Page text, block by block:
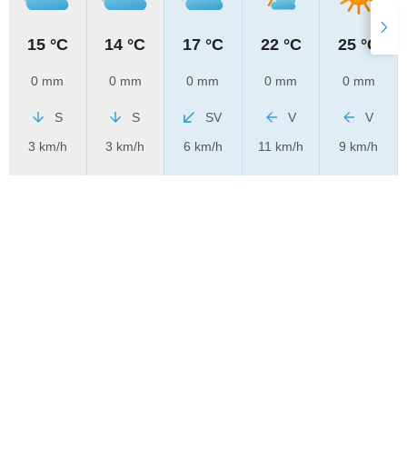
15 °C
0 mm
S
3 km/h
14 °C
0 mm
S
3 km/h
17 °C
0 mm
SV
6 km/h
22 °C
0 mm
V
11 km/h
25 °C
0 mm
V
9 km/h